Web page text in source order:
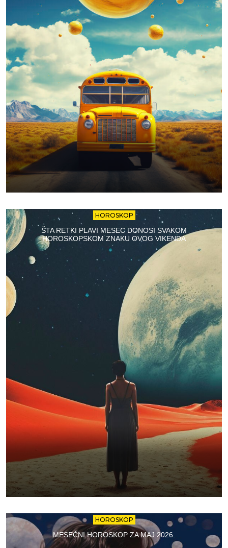
HOROSKOP
ŠTA RETKI PLAVI MESEC DONOSI SVAKOM
HOROSKOPSKOM ZNAKU OVOG VIKENDA
HOROSKOP
MESEČNI HOROSKOP ZA MAJ 2026.